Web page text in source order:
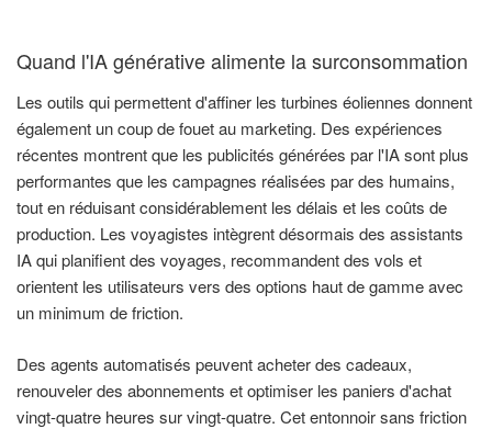
Quand l'IA générative alimente la surconsommation
Les outils qui permettent d'affiner les turbines éoliennes donnent
également un coup de fouet au marketing. Des expériences
récentes montrent que les publicités générées par l'IA sont plus
performantes que les campagnes réalisées par des humains,
tout en réduisant considérablement les délais et les coûts de
production. Les voyagistes intègrent désormais des assistants
IA qui planifient des voyages, recommandent des vols et
orientent les utilisateurs vers des options haut de gamme avec
un minimum de friction.
Des agents automatisés peuvent acheter des cadeaux,
renouveler des abonnements et optimiser les paniers d'achat
vingt-quatre heures sur vingt-quatre. Cet entonnoir sans friction